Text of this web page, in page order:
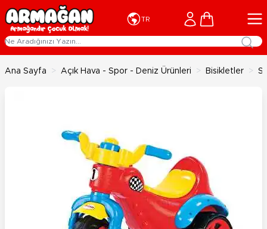
İçeriğe geç
TR Cart
Ana Sayfa > Açık Hava - Spor - Deniz Ürünleri > Bisikletler >